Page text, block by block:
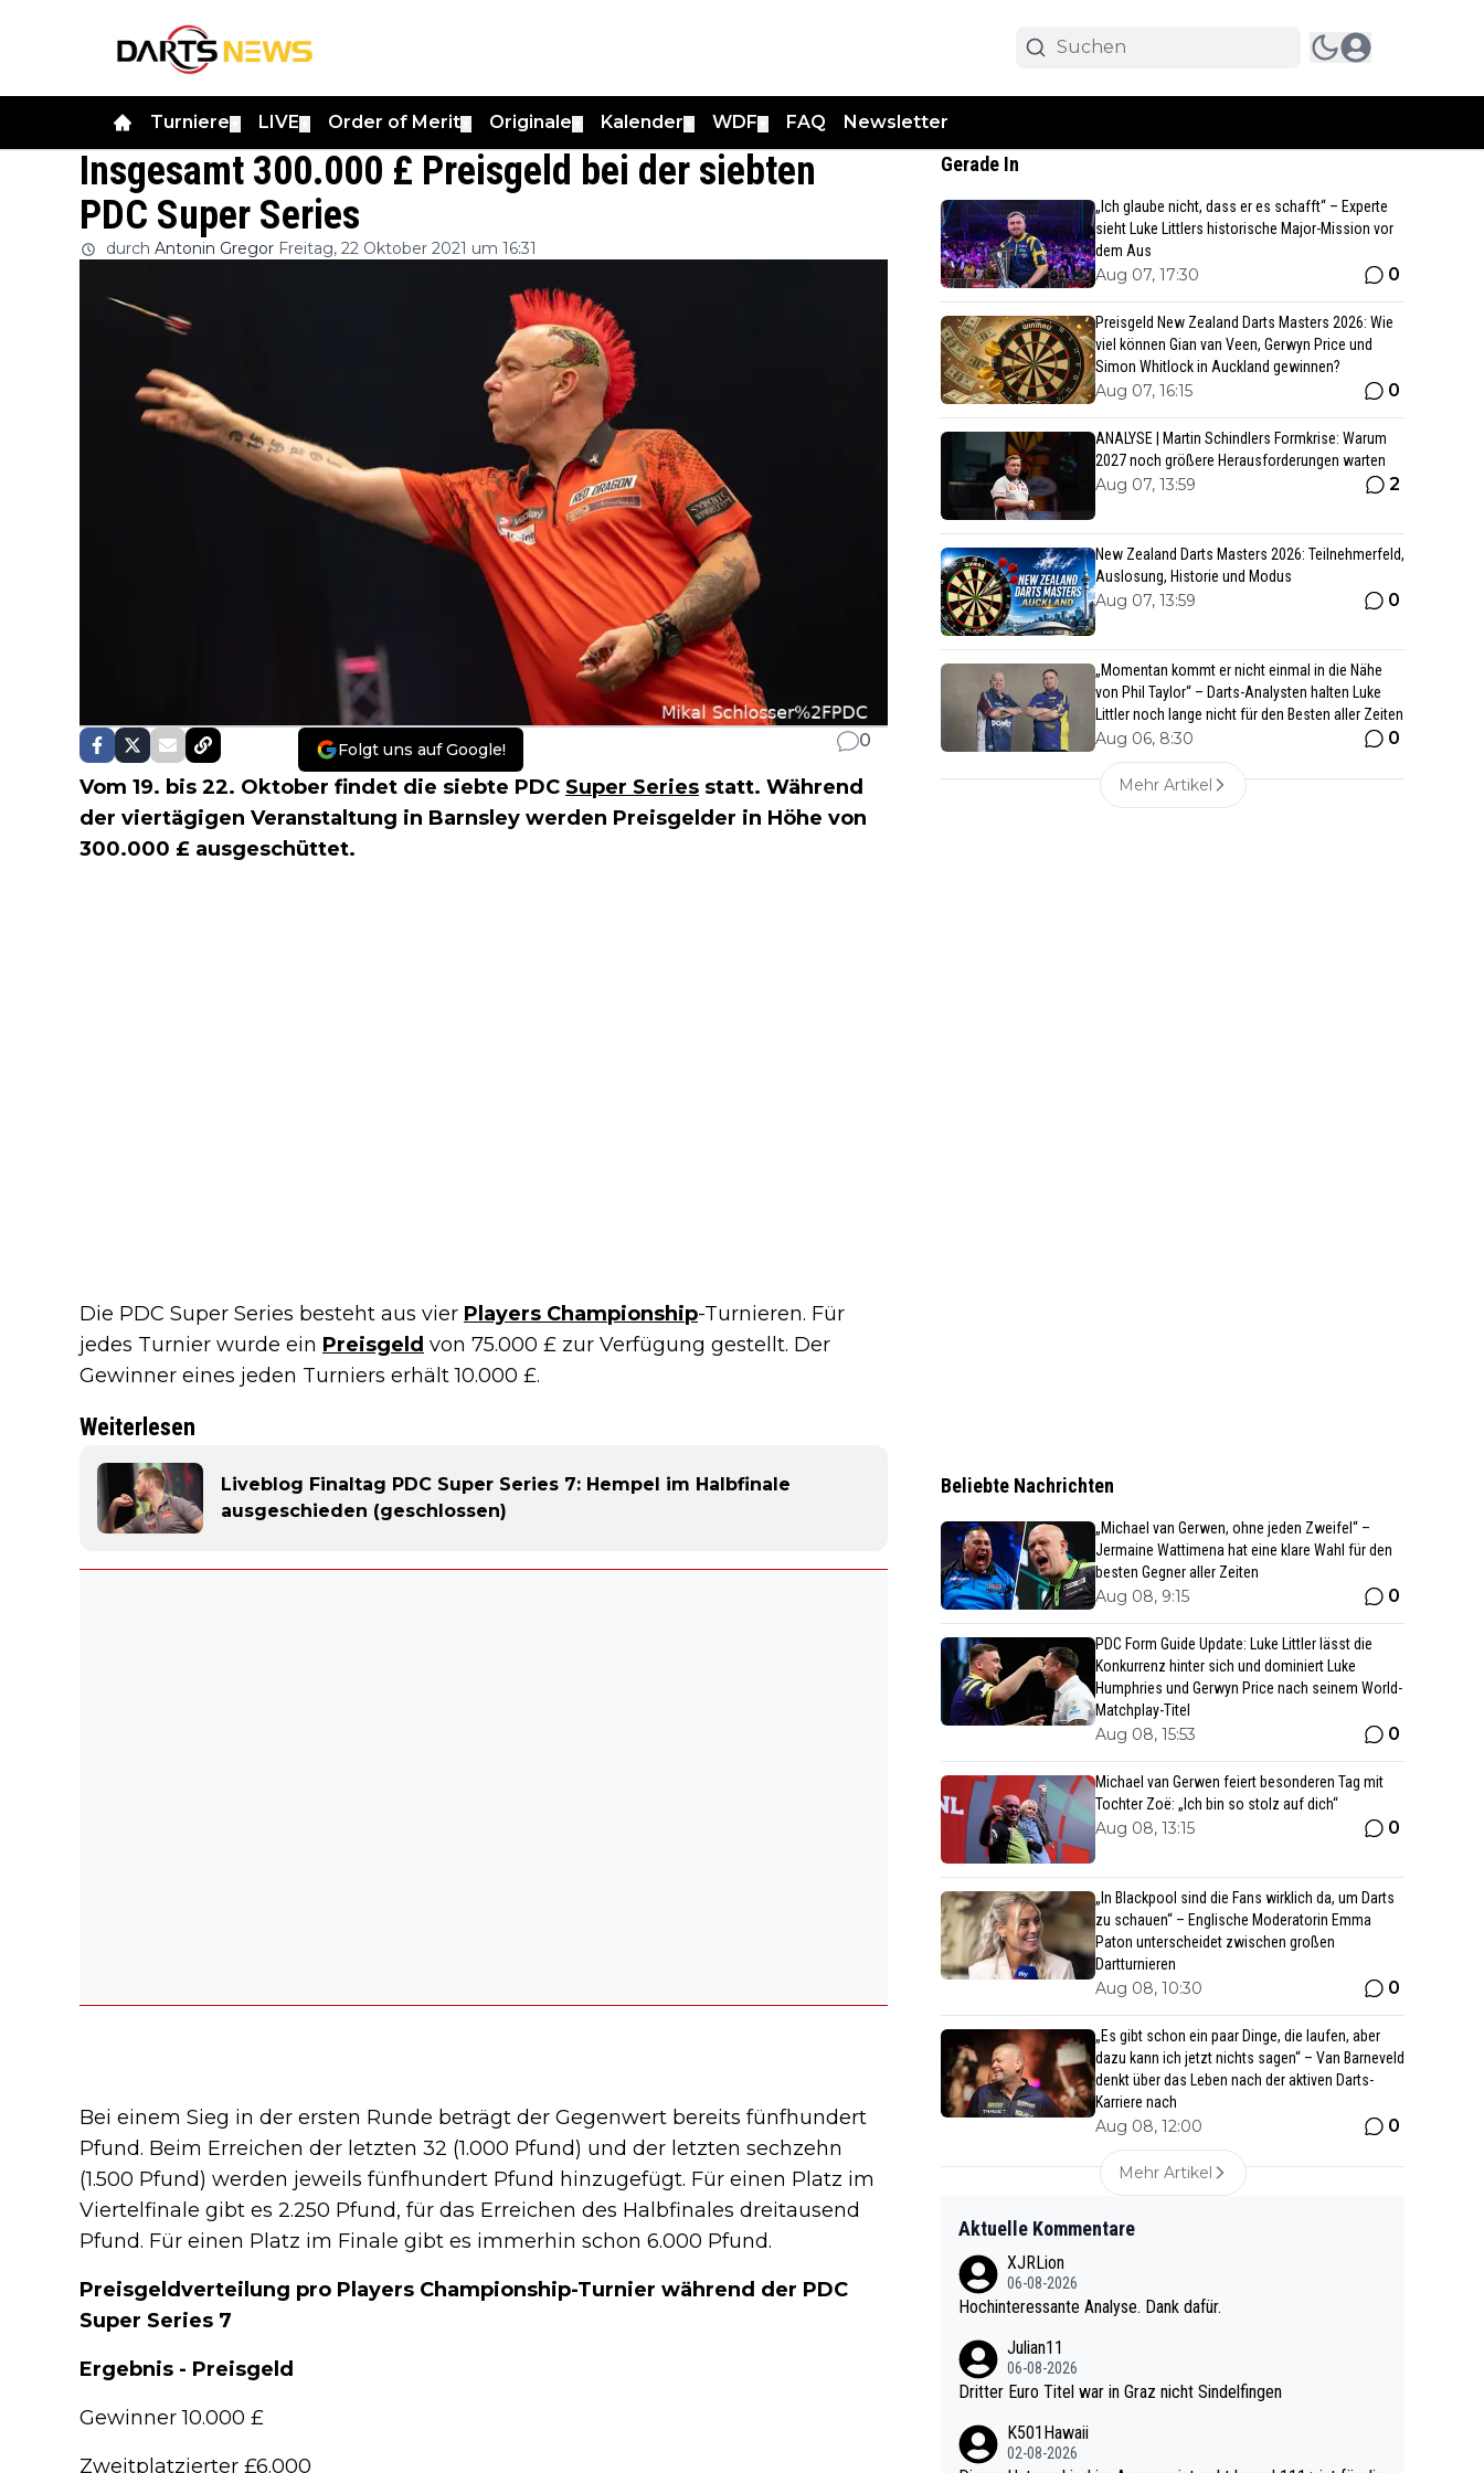
Turniere LIVE Order of Merit Originale Kalender WDF FAQ Newsletter
Insgesamt 300.000 £ Preisgeld bei der siebten
PDC Super Series
durch Antonin Gregor Freitag, 22 Oktober 2021 um 16:31
Folgt uns auf Google! 0
Vom 19. bis 22. Oktober findet die siebte PDC Super Series statt. Während
der viertägigen Veranstaltung in Barnsley werden Preisgelder in Höhe von
300.000 £ ausgeschüttet.
Die PDC Super Series besteht aus vier Players Championship-Turnieren. Für
jedes Turnier wurde ein Preisgeld von 75.000 £ zur Verfügung gestellt. Der
Gewinner eines jeden Turniers erhält 10.000 £.
Weiterlesen
Liveblog Finaltag PDC Super Series 7: Hempel im Halbfinale
ausgeschieden (geschlossen)
Bei einem Sieg in der ersten Runde beträgt der Gegenwert bereits fünfhundert
Pfund. Beim Erreichen der letzten 32 (1.000 Pfund) und der letzten sechzehn
(1.500 Pfund) werden jeweils fünfhundert Pfund hinzugefügt. Für einen Platz im
Viertelfinale gibt es 2.250 Pfund, für das Erreichen des Halbfinales dreitausend
Pfund. Für einen Platz im Finale gibt es immerhin schon 6.000 Pfund.
Preisgeldverteilung pro Players Championship-Turnier während der PDC
Super Series 7
Ergebnis - Preisgeld
Gewinner 10.000 £
Zweitplatzierter £6.000
Gerade In
„Ich glaube nicht, dass er es schafft“ – Experte
sieht Luke Littlers historische Major-Mission vor
dem Aus
Aug 07, 17:30 0
Preisgeld New Zealand Darts Masters 2026: Wie
viel können Gian van Veen, Gerwyn Price und
Simon Whitlock in Auckland gewinnen?
Aug 07, 16:15 0
ANALYSE | Martin Schindlers Formkrise: Warum
2027 noch größere Herausforderungen warten
Aug 07, 13:59 2
New Zealand Darts Masters 2026: Teilnehmerfeld,
Auslosung, Historie und Modus
Aug 07, 13:59 0
„Momentan kommt er nicht einmal in die Nähe
von Phil Taylor“ – Darts-Analysten halten Luke
Littler noch lange nicht für den Besten aller Zeiten
Aug 06, 8:30 0
Mehr Artikel
Beliebte Nachrichten
„Michael van Gerwen, ohne jeden Zweifel“ –
Jermaine Wattimena hat eine klare Wahl für den
besten Gegner aller Zeiten
Aug 08, 9:15 0
PDC Form Guide Update: Luke Littler lässt die
Konkurrenz hinter sich und dominiert Luke
Humphries und Gerwyn Price nach seinem World-
Matchplay-Titel
Aug 08, 15:53 0
Michael van Gerwen feiert besonderen Tag mit
Tochter Zoë: „Ich bin so stolz auf dich“
Aug 08, 13:15 0
„In Blackpool sind die Fans wirklich da, um Darts
zu schauen“ – Englische Moderatorin Emma
Paton unterscheidet zwischen großen
Dartturnieren
Aug 08, 10:30 0
„Es gibt schon ein paar Dinge, die laufen, aber
dazu kann ich jetzt nichts sagen“ – Van Barneveld
denkt über das Leben nach der aktiven Darts-
Karriere nach
Aug 08, 12:00 0
Mehr Artikel
Aktuelle Kommentare
XJRLion
06-08-2026
Hochinteressante Analyse. Dank dafür.
Julian11
06-08-2026
Dritter Euro Titel war in Graz nicht Sindelfingen
K501Hawaii
02-08-2026